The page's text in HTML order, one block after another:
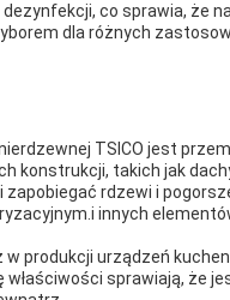
co sprawia, że
dla różnych
TSICO jest
konstrukcji, takich jak
rdzewi i
innych
produkcji urządzeń
sprawiają, że